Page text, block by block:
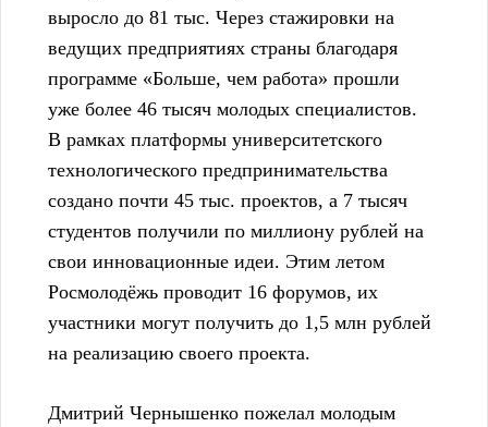
выросло до 81 тыс. Через стажировки на
ведущих предприятиях страны благодаря
программе «Больше, чем работа» прошли
уже более 46 тысяч молодых специалистов.
В рамках платформы университетского
технологического предпринимательства
создано почти 45 тыс. проектов, а 7 тысяч
студентов получили по миллиону рублей на
свои инновационные идеи. Этим летом
Росмолодёжь проводит 16 форумов, их
участники могут получить до 1,5 млн рублей
на реализацию своего проекта.
Дмитрий Чернышенко пожелал молодым